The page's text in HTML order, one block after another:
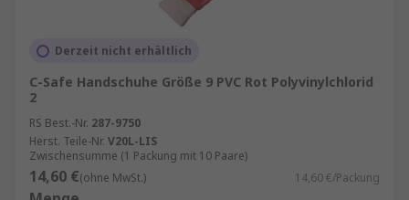
Derzeit nicht erhältlich
C-Safe Handschuhe Größe 9 PVC Rot Polyvinylchlorid
2
RS Best.-Nr. 287-9750
Herst. Teile-Nr. V20L-LIS
Zwischensumme (1 Packung mit 10 Paare)
14,60 €(ohne MwSt.) 14,60 €/Packung